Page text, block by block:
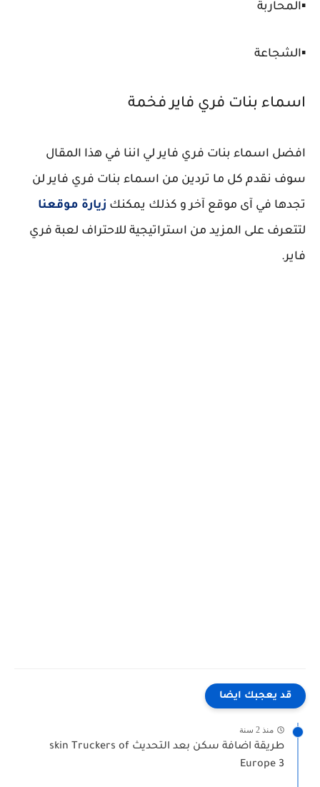
▪️المحاربة
▪️الشجاعة
اسماء بنات فري فاير فخمة
افضل اسماء بنات فري فاير لي اننا في هذا المقال
سوف نقدم كل ما تردين من اسماء بنات فري فاير لن
تجدها في آى موقع آخر و كذلك يمكنك زيارة موقعنا
لتتعرف على المزيد من استراتيجية للاحتراف لعبة فري
فاير.
قد يعجبك ايضا
منذ 2 سنة
طريقة اضافة سكن بعد التحديث skin Truckers of
Europe 3